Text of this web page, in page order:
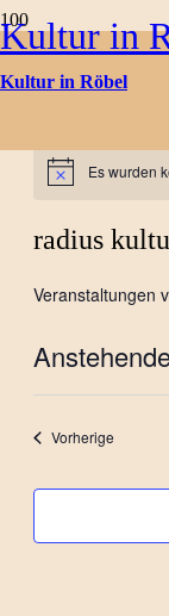
Kultur in
Kultur in Röbel
HinweisEs wurden
radius
Veranstaltungen
Vorherige